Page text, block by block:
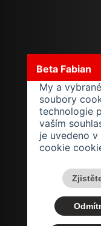
Beta Fabian
My a
soubory
technologie
vaším
je uvedeno
cookie